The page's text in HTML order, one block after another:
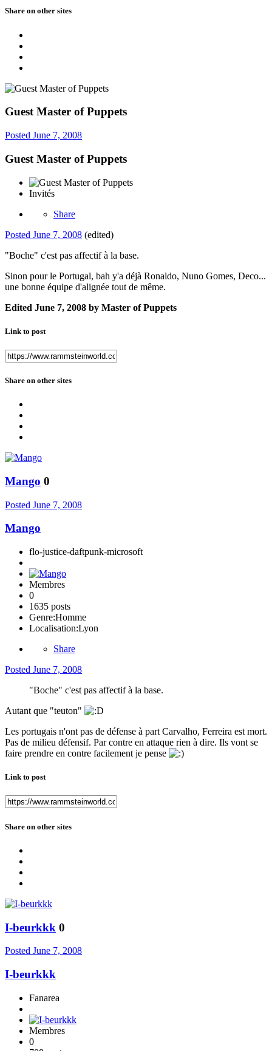
Share on other sites
Guest Master of Puppets
Posted June 7, 2008
Guest Master of Puppets
Invités
Share
Posted June 7, 2008 (edited)
"Boche" c'est pas affectif à la base.
Sinon pour le Portugal, bah y'a déjà Ronaldo, Nuno Gomes, Deco...
une bonne équipe d'alignée tout de même.
Edited June 7, 2008 by Master of Puppets
Link to post
Share on other sites
Mango 0
Posted June 7, 2008
Mango
flo-justice-daftpunk-microsoft
Membres
0
1635 posts
Genre:Homme
Localisation:Lyon
Share
Posted June 7, 2008
"Boche" c'est pas affectif à la base.
Autant que "teuton"
Les portugais n'ont pas de défense à part Carvalho, Ferreira est mort.
Pas de milieu défensif. Par contre en attaque rien à dire. Ils vont se
faire prendre en contre facilement je pense
Link to post
Share on other sites
I-beurkkk 0
Posted June 7, 2008
I-beurkkk
Fanarea
Membres
0